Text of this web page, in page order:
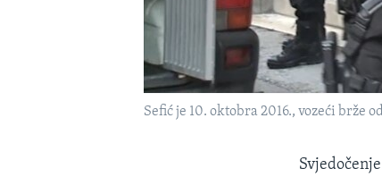
Sefić je 10. oktobra 2016., vozeći brže